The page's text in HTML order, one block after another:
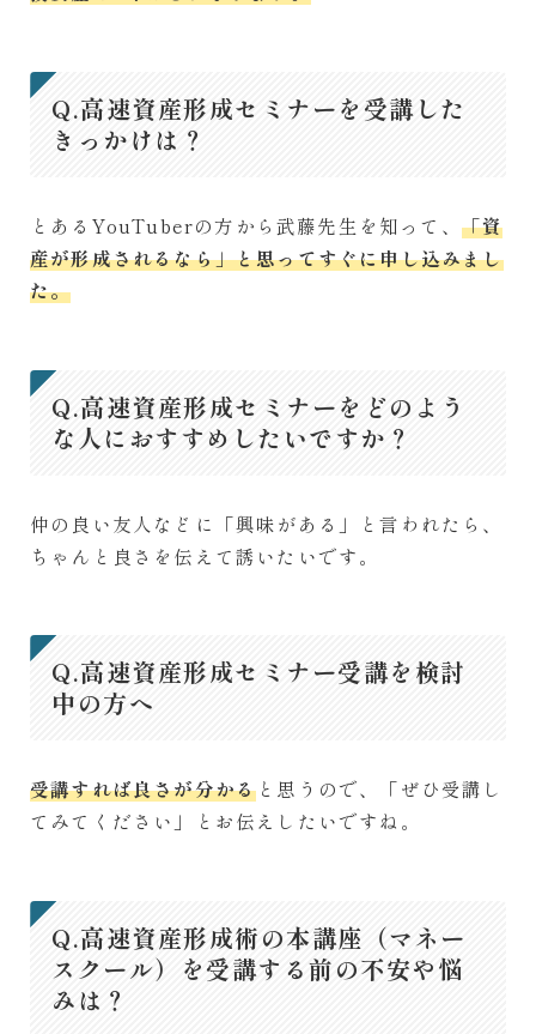
Q.高速資産形成セミナーを受講した
きっかけは？
とあるYouTuberの方から武藤先生を知って、 「資
産が形成されるなら」と思ってすぐに申し込みまし
た。
Q.高速資産形成セミナーをどのよう
な人におすすめしたいですか？
仲の良い友人などに「興味がある」と言われたら、
ちゃんと良さを伝えて誘いたいです。
Q.高速資産形成セミナー受講を検討
中の方へ
受講すれば良さが分かる と思うので、「ぜひ受講し
てみてください」とお伝えしたいですね。
Q.高速資産形成術の本講座（マネー
スクール）を受講する前の不安や悩
みは？